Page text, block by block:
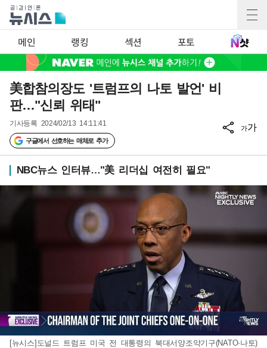
메인 랭킹 섹션 포토
美합참의장도 '트럼프의 나토 발언' 비
판…"신뢰 위태"
기사등록 2024/02/13 14:11:41
구글에서 선호하는 매체로 추가
가가
NBC뉴스 인터뷰…"美 리더십 여전히 필요"
[뉴시스]도널드 트럼프 미국 전 대통령의 북대서양조약기구(NATO·나토)